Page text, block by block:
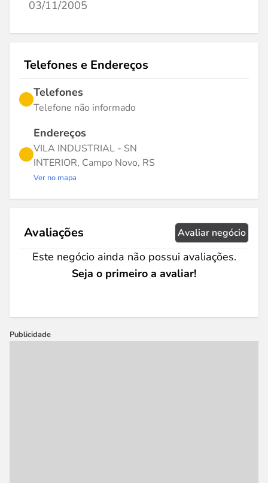
03/11/2005
Telefones e Endereços
Telefones
Telefone não informado
Endereços
VILA INDUSTRIAL - SN
INTERIOR, Campo Novo, RS
Ver no mapa
Avaliações Avaliar negócio
Este negócio ainda não possui avaliações.
Seja o primeiro a avaliar!
Publicidade